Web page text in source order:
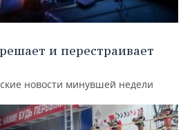
и перестраивает
новости минувшей недели